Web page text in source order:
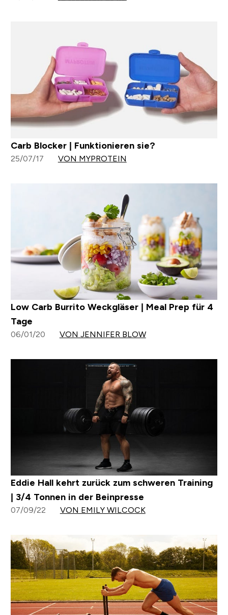
Carb Blocker | Funktionieren sie?
25/07/17 VON MYPROTEIN
Low Carb Burrito Weckgläser | Meal Prep für 4
Tage
06/01/20 VON JENNIFER BLOW
Eddie Hall kehrt zurück zum schweren Training
| 3/4 Tonnen in der Beinpresse
07/09/22 VON EMILY WILCOCK